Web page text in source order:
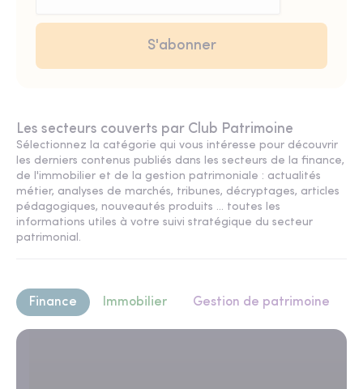
Les secteurs couverts par Club Patrimoine
Sélectionnez la catégorie qui vous intéresse pour découvrir
les derniers contenus publiés dans les secteurs de la finance,
de l'immobilier et de la gestion patrimoniale : actualités
métier, analyses de marchés, tribunes, décryptages, articles
pédagogiques, nouveautés produits ... toutes les
informations utiles à votre suivi stratégique du secteur
patrimonial.
Finance Immobilier Gestion de patrimoine